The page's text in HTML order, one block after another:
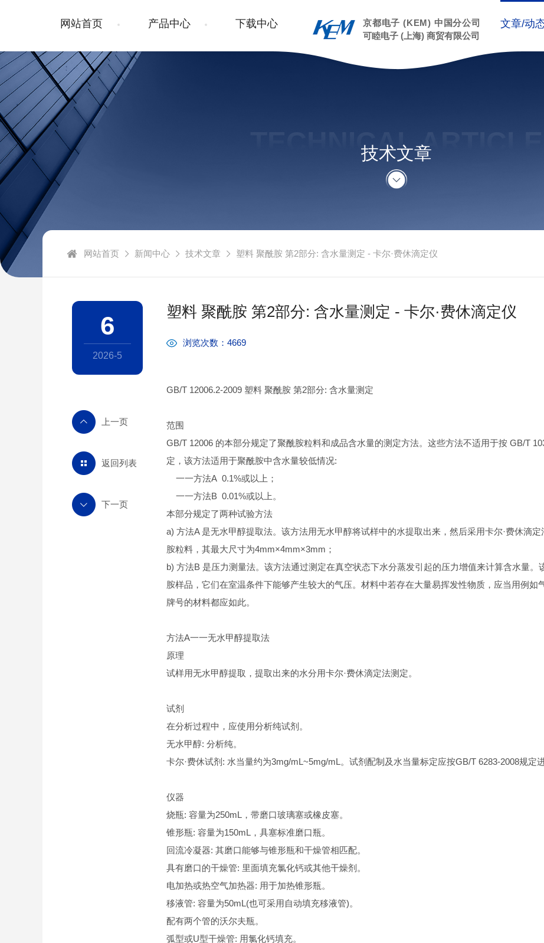
京都电子 (KEM) 中国分公司
可睦电子 (上海) 商贸有限公司
网站首页 产品中心 下载中心 文章/动
TECHNICAL ARTICLE
技术文章
网站首页 新闻中心 技术文章 塑料 聚酰胺 第2部分: 含水量测定 - 卡尔·费休滴定仪
塑料 聚酰胺 第2部分: 含水量测定 - 卡尔·费休滴定仪
浏览次数：4669
GB/T 12006.2-2009 塑料 聚酰胺 第2部分: 含水量测定
范围
GB/T 12006 的本部分规定了聚酰胺粒料和成品含水量的测定方法。这些方法不适用于按 GB/T
定，该方法适用于聚酰胺中含水量较低情况:
一一方法A 0.1%或以上；
一一方法B 0.01%或以上。
本部分规定了两种试验方法
a) 方法A 是无水甲醇提取法。该方法用无水甲醇将试样中的水提取出来，然后采用卡尔·费休滴
胺粒料，其最大尺寸为4mm×4mm×3mm；
b) 方法B 是压力测量法。该方法通过测定在真空状态下水分蒸发引起的压力增值来计算含水量
胺样品，它们在室温条件下能够产生较大的气压。材料中若存在大量易挥发性物质，应当用例
牌号的材料都应如此。
方法A一一无水甲醇提取法
原理
试样用无水甲醇提取，提取出来的水分用卡尔·费休滴定法测定。
试剂
在分析过程中，应使用分析纯试剂。
无水甲醇: 分析纯。
卡尔·费休试剂: 水当量约为3mg/mL~5mg/mL。试剂配制及水当量标定应按GB/T 6283-2008规定进
仪器
烧瓶: 容量为250mL，带磨口玻璃塞或橡皮塞。
锥形瓶: 容量为150mL，具塞标准磨口瓶。
回流冷凝器: 其磨口能够与锥形瓶和干燥管相匹配。
具有磨口的干燥管: 里面填充氯化钙或其他干燥剂。
电加热或热空气加热器: 用于加热锥形瓶。
移液管: 容量为50mL(也可采用自动填充移液管)。
配有两个管的沃尔夫瓶。
弧型或U型干燥管: 用氯化钙填充。
6
2026-5
返回列表